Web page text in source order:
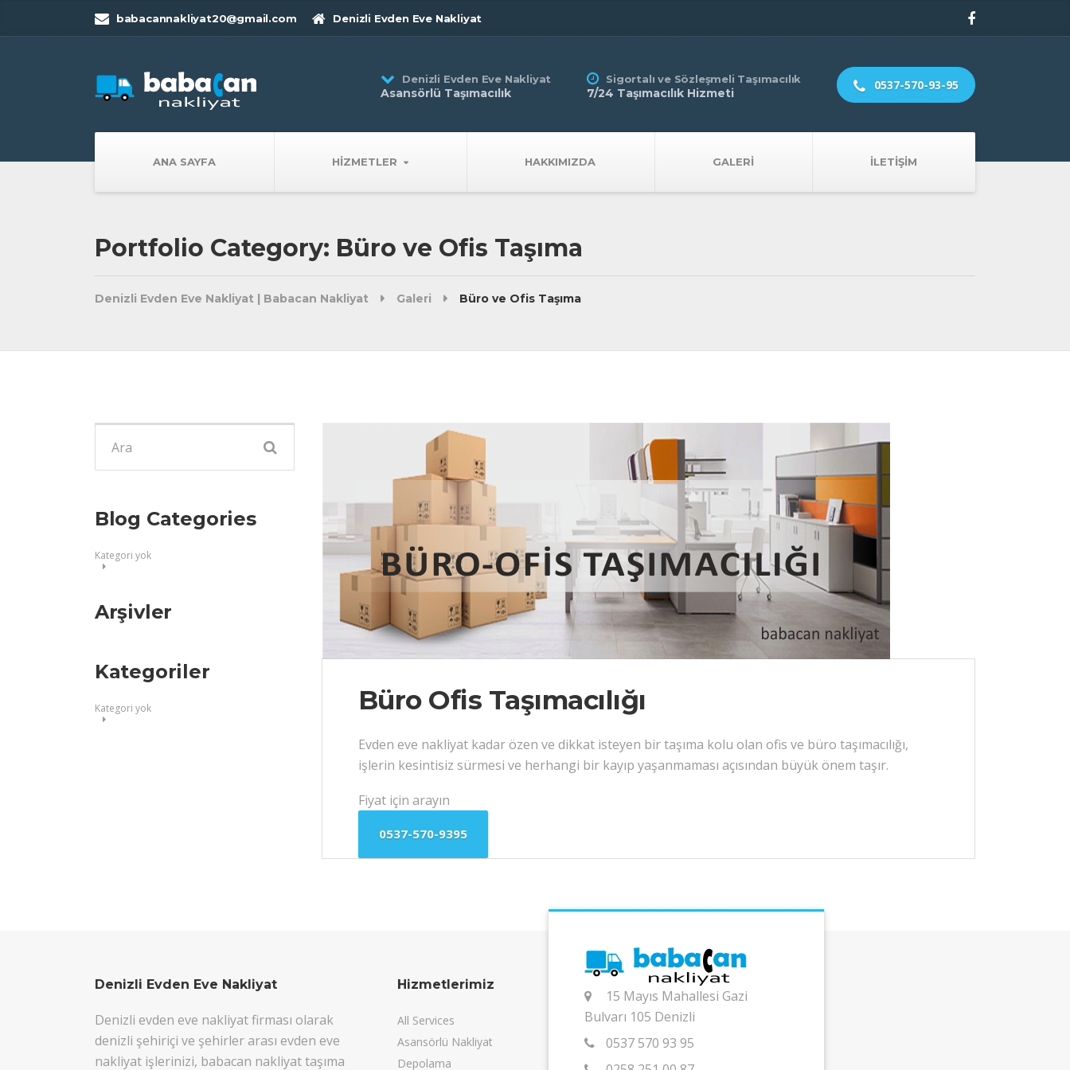
babacannakliyat20@gmail.com Denizli Evden Eve Nakliyat
ANA SAYFA HIZMETLER HAKKIMIZDA GALERI İLETIŞIM
Denizli Evden Eve Nakliyat
Asansörlü Taşımacılık
Sigortalı ve Sözleşmeli Taşımacılık
7/24 Taşımacılık Hizmeti
0537-570-93-95
Portfolio Category: Büro ve Ofis Taşıma
Denizli Evden Eve Nakliyat | Babacan Nakliyat Galeri Büro ve Ofis Taşıma
Büro Ofis Taşımacılığı
Evden eve nakliyat kadar özen ve dikkat isteyen bir taşıma kolu olan ofis ve büro taşımacılığı,
işlerin kesintisiz sürmesi ve herhangi bir kayıp yaşanmaması açısından büyük önem taşır.
Fiyat için arayın
0537-570-9395
ara:
Blog Categories
Kategori yok
Arşivler
Kategoriler
Kategori yok
Denizli Evden Eve Nakliyat
Denizli evden eve nakliyat firması olarak
denizli şehiriçi ve şehirler arası evden eve
nakliyat işlerinizi, babacan nakliyat taşıma
Hizmetlerimiz
All Services
Asansörlü Nakliyat
Depolama
15 Mayıs Mahallesi Gazi
Bulvarı 105 Denizli
0537 570 93 95